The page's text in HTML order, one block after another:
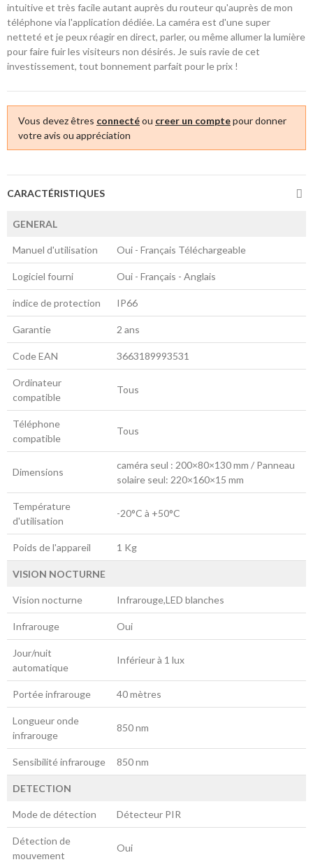
intuitive et très facile autant auprès du routeur qu'auprès de mon
téléphone via l'application dédiée. La caméra est d'une super
netteté et je peux réagir en direct, parler, ou même allumer la lumière
pour faire fuir les visiteurs non désirés. Je suis ravie de cet
investissement, tout bonnement parfait pour le prix !
Vous devez êtres connectéou creer un comptepour donner
votre avis ou appréciation
CARACTÉRISTIQUES
GENERAL
Manuel d'utilisation Oui - Français Téléchargeable
Logiciel fourni Oui - Français - Anglais
indice de protection IP66
Garantie 2 ans
Code EAN 3663189993531
Ordinateur
compatible
Tous
Téléphone
compatible
Tous
Dimensions
caméra seul : 200×80×130 mm / Panneau
solaire seul: 220×160×15 mm
Température
d'utilisation
-20°C à +50°C
Poids de l'appareil 1 Kg
VISION NOCTURNE
Vision nocturne Infrarouge,LED blanches
Infrarouge Oui
Jour/nuit
automatique
Inférieur à 1 lux
Portée infrarouge 40 mètres
Longueur onde
infrarouge
850 nm
Sensibilité infrarouge 850 nm
DETECTION
Mode de détection Détecteur PIR
Détection de
mouvement
Oui